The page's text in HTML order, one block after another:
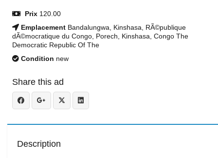
Prix 120.00
Emplacement Bandalungwa, Kinshasa, RÃ©publique
dÃ©mocratique du Congo, Porech, Kinshasa, Congo The
Democratic Republic Of The
Condition new
Share this ad
Description